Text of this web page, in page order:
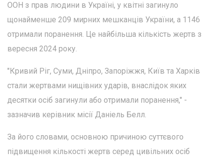
ООН з прав людини в Україні, у квітні загинуло
щонайменше 209 мирних мешканців України, а 1146
отримали поранення. Це найбільша кількість жертв з
вересня 2024 року.
"Кривий Ріг, Суми, Дніпро, Запоріжжя, Київ та Харків
стали жертвами нищівних ударів, внаслідок яких
десятки осіб загинули або отримали поранення," -
зазначив керівник місії Даніель Белл.
За його словами, основною причиною суттєвого
підвищення кількості жертв серед цивільних осіб